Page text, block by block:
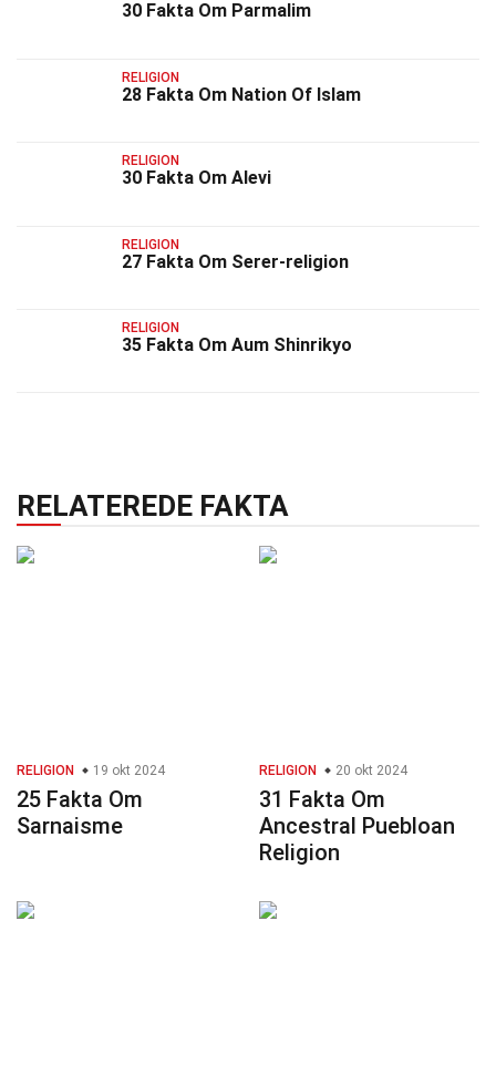
30 Fakta Om Parmalim
RELIGION
28 Fakta Om Nation Of Islam
RELIGION
30 Fakta Om Alevi
RELIGION
27 Fakta Om Serer-religion
RELIGION
35 Fakta Om Aum Shinrikyo
RELATEREDE FAKTA
RELIGION 19 okt 2024
25 Fakta Om
Sarnaisme
RELIGION 20 okt 2024
31 Fakta Om
Ancestral Puebloan
Religion